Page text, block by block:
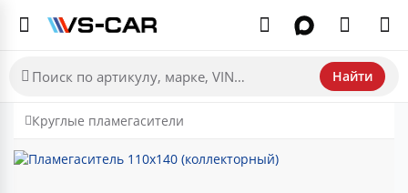
Найти
Круглые пламегасители